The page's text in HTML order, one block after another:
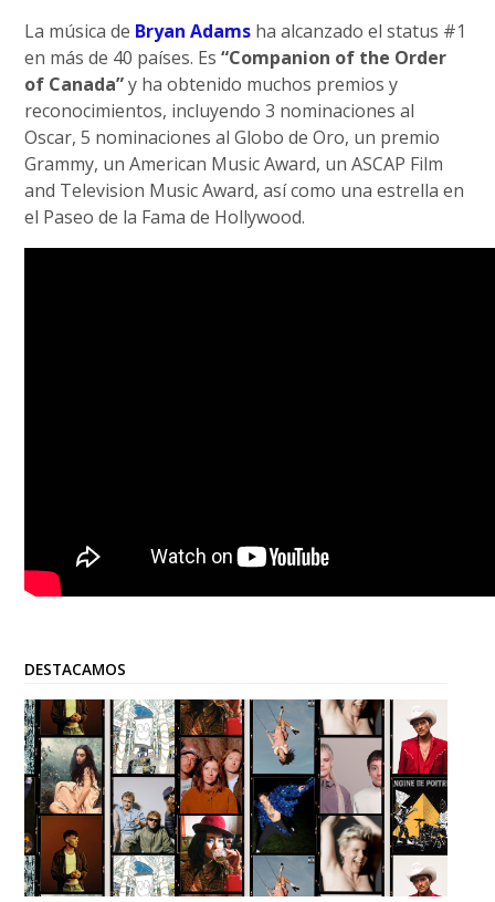
La música de Bryan Adams ha alcanzado el status #1
en más de 40 países. Es“Companion of the Order
of Canada”y ha obtenido muchos premios y
reconocimientos, incluyendo 3 nominaciones al
Oscar, 5 nominaciones al Globo de Oro, un premio
Grammy, un American Music Award, un ASCAP Film
and Television Music Award, así como una estrella en
el Paseo de la Fama de Hollywood.
DESTACAMOS